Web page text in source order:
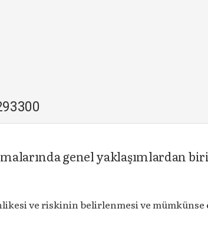
genel yaklaşımlardan
ve riskinin belirlenmesi ve mümkünse